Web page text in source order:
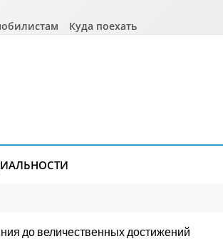
Куда поехать
до величественных достижений